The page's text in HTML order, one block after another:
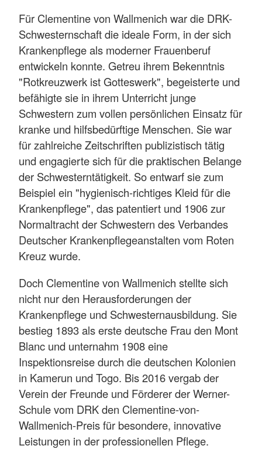
Für Clementine von Wallmenich war die DRK-
Schwesternschaft die ideale Form, in der sich
Krankenpflege als moderner Frauenberuf
entwickeln konnte. Getreu ihrem Bekenntnis
"Rotkreuzwerk ist Gotteswerk", begeisterte und
befähigte sie in ihrem Unterricht junge
Schwestern zum vollen persönlichen Einsatz für
kranke und hilfsbedürftige Menschen. Sie war
für zahlreiche Zeitschriften publizistisch tätig
und engagierte sich für die praktischen Belange
der Schwesterntätigkeit. So entwarf sie zum
Beispiel ein "hygienisch-richtiges Kleid für die
Krankenpflege", das patentiert und 1906 zur
Normaltracht der Schwestern des Verbandes
Deutscher Krankenpflegeanstalten vom Roten
Kreuz wurde.
Doch Clementine von Wallmenich stellte sich
nicht nur den Herausforderungen der
Krankenpflege und Schwesternausbildung. Sie
bestieg 1893 als erste deutsche Frau den Mont
Blanc und unternahm 1908 eine
Inspektionsreise durch die deutschen Kolonien
in Kamerun und Togo. Bis 2016 vergab der
Verein der Freunde und Förderer der Werner-
Schule vom DRK den Clementine-von-
Wallmenich-Preis für besondere, innovative
Leistungen in der professionellen Pflege.